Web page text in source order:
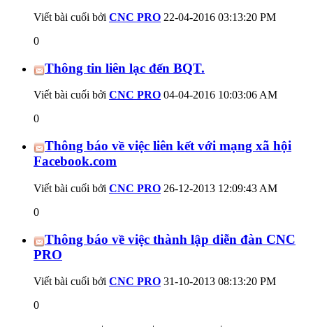
Viết bài cuối bởi CNC PRO 22-04-2016 03:13:20 PM
0
Thông tin liên lạc đến BQT.
Viết bài cuối bởi CNC PRO 04-04-2016 10:03:06 AM
0
Thông báo về việc liên kết với mạng xã hội
Facebook.com
Viết bài cuối bởi CNC PRO 26-12-2013 12:09:43 AM
0
Thông báo về việc thành lập diễn đàn CNC
PRO
Viết bài cuối bởi CNC PRO 31-10-2013 08:13:20 PM
0